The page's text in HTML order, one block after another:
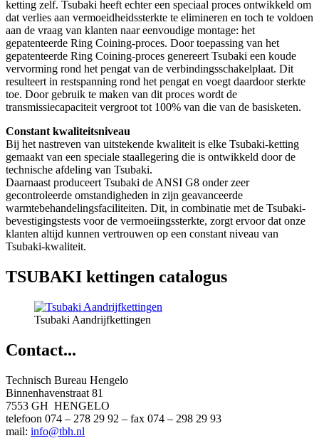
ketting zelf. Tsubaki heeft echter een speciaal proces ontwikkeld om
dat verlies aan vermoeidheidssterkte te elimineren en toch te voldoen
aan de vraag van klanten naar eenvoudige montage: het
gepatenteerde Ring Coining-proces. Door toepassing van het
gepatenteerde Ring Coining-proces genereert Tsubaki een koude
vervorming rond het pengat van de verbindingsschakelplaat. Dit
resulteert in restspanning rond het pengat en voegt daardoor sterkte
toe. Door gebruik te maken van dit proces wordt de
transmissiecapaciteit vergroot tot 100% van die van de basisketen.
Constant kwaliteitsniveau
Bij het nastreven van uitstekende kwaliteit is elke Tsubaki-ketting
gemaakt van een speciale staallegering die is ontwikkeld door de
technische afdeling van Tsubaki.
Daarnaast produceert Tsubaki de ANSI G8 onder zeer
gecontroleerde omstandigheden in zijn geavanceerde
warmtebehandelingsfaciliteiten. Dit, in combinatie met de Tsubaki-
bevestigingstests voor de vermoeiingssterkte, zorgt ervoor dat onze
klanten altijd kunnen vertrouwen op een constant niveau van
Tsubaki-kwaliteit.
TSUBAKI kettingen catalogus
Tsubaki Aandrijfkettingen
Contact...
Technisch Bureau Hengelo
Binnenhavenstraat 81
7553 GH HENGELO
telefoon 074 – 278 29 92 – fax 074 – 298 29 93
mail: info@tbh.nl